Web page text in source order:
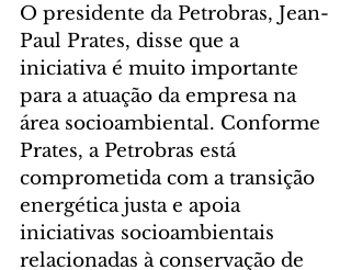
O presidente da Petrobras, Jean-
Paul Prates, disse que a
iniciativa é muito importante
para a atuação da empresa na
área socioambiental. Conforme
Prates, a Petrobras está
comprometida com a transição
energética justa e apoia
iniciativas socioambientais
relacionadas à conservação de